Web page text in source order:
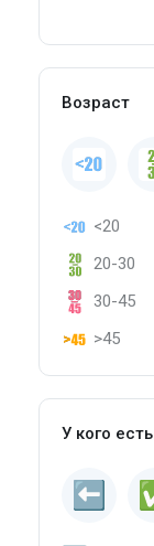
Возраст
<20
20-30
30-45
>45
У кого есть